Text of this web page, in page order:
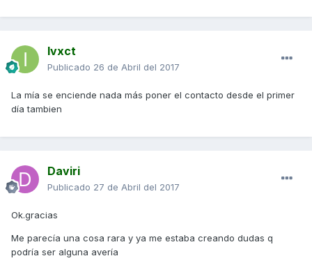
Ivxct
Publicado 26 de Abril del 2017
La mía se enciende nada más poner el contacto desde el primer
día tambien
Daviri
Publicado 27 de Abril del 2017
Ok.gracias
Me parecía una cosa rara y ya me estaba creando dudas q
podría ser alguna avería